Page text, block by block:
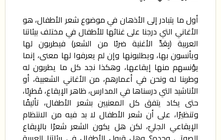
أول ما يتبادر إلى الأذهان في موضوع شعر الأطفال، هو
الأغاني التي درجنا على غنائها للأطفال في مختلف بيئاتنا
العربية (بِعَدِّ الأغنية ضربًا من الشعر) فيطربون لها
ويأنسون بها، ويطلبونها وإن لم يعرفوا لها معنى، إنما
يؤنسهم منها إيقاعها، وهكذا نجد كل ما يطربون له
وطربنا له ونحن في أعمارهم، من الأغاني الشعبية، أو
الأناشيد التي درسناها في المدارس، ظاهر الإيقاع، مُطرِبًا،
حتى يكاد يتفق كل المعنيين بشعر الأطفال، تأليفًا
وتنظيرًا، على أن شعر الأطفال لا بد فيه من الانتظام
الإيقاعي الجليّ، لكن هل يكون الشعر شعرًا بالإيقاع